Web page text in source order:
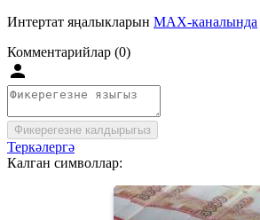
Интертат яңалыкларын MAX-каналында
Комментарийлар (0)
Фикерегезне калдырыгыз
Теркәлергә
Калган символлар: